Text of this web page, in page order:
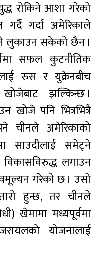
रोकिने आशा गरेको
गर्दा अमेरिकाले
लुकाउन सकेको छैन ।
सफल कुटनीतिक
रुस र युक्रेनबीच
झल्किन्छ ।
खोजे पनि भित्रभित्रै
चीनले अमेरिकाको
साउदीलाई समेट्ने
लगाउन
गरेको छ । उसो
हुन्छ, तर चीनले
खेमामा मध्यपूर्वमा
योजनालाई